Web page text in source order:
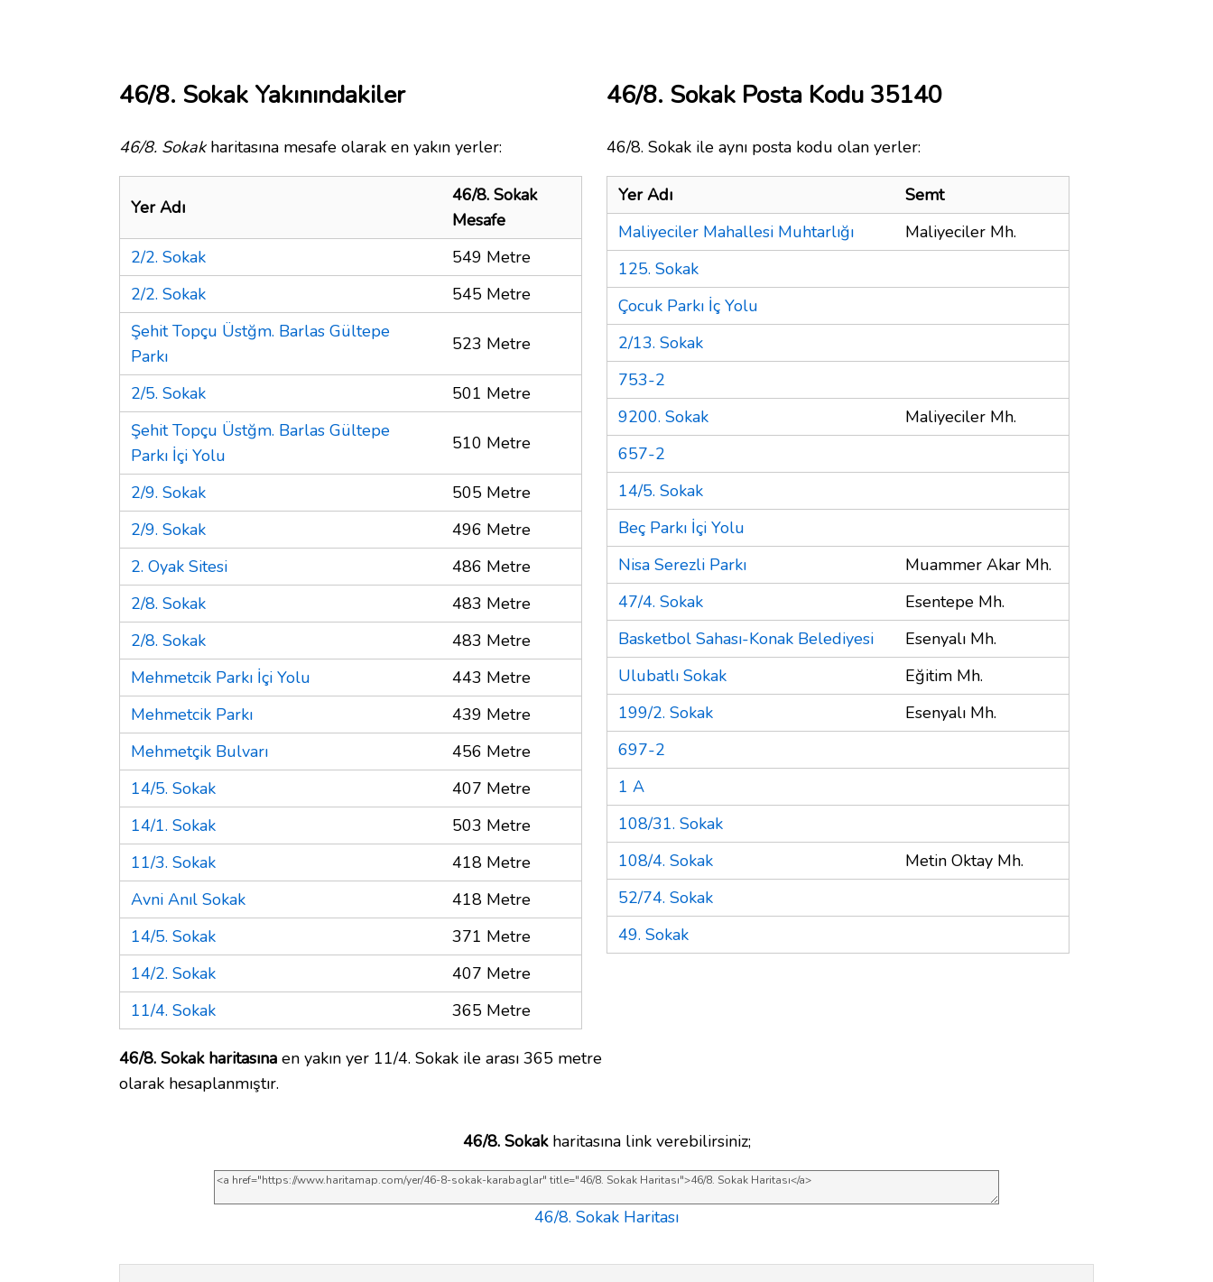
46/8. Sokak Yakınındakiler
46/8. Sokakharitasına mesafe olarak en yakın yerler:
Yer Adı
46/8. Sokak
Mesafe
2/2. Sokak
549 Metre
2/2. Sokak
545 Metre
Şehit Topçu Üstğm. Barlas Gültepe
Parkı
523 Metre
2/5. Sokak
501 Metre
Şehit Topçu Üstğm. Barlas Gültepe
Parkı İçi Yolu
510 Metre
2/9. Sokak
505 Metre
2/9. Sokak
496 Metre
2. Oyak Sitesi
486 Metre
2/8. Sokak
483 Metre
2/8. Sokak
483 Metre
Mehmetcik Parkı İçi Yolu
443 Metre
Mehmetcik Parkı
439 Metre
Mehmetçik Bulvarı
456 Metre
14/5. Sokak
407 Metre
14/1. Sokak
503 Metre
11/3. Sokak
418 Metre
Avni Anıl Sokak
418 Metre
14/5. Sokak
371 Metre
14/2. Sokak
407 Metre
11/4. Sokak
365 Metre
46/8. Sokak haritasına en yakın yer 11/4. Sokak ile arası 365 metre
olarak hesaplanmıştır.
46/8. Sokak Posta Kodu 35140
46/8. Sokak ile aynı posta kodu olan yerler:
Yer Adı
Semt
Maliyeciler Mahallesi Muhtarlığı
Maliyeciler Mh.
125. Sokak
Çocuk Parkı İç Yolu
2/13. Sokak
753-2
9200. Sokak
Maliyeciler Mh.
657-2
14/5. Sokak
Beç Parkı İçi Yolu
Nisa Serezli Parkı
Muammer Akar Mh.
47/4. Sokak
Esentepe Mh.
Basketbol Sahası-Konak Belediyesi
Esenyalı Mh.
Ulubatlı Sokak
Eğitim Mh.
199/2. Sokak
Esenyalı Mh.
697-2
1 A
108/31. Sokak
108/4. Sokak
Metin Oktay Mh.
52/74. Sokak
49. Sokak
46/8. Sokakharitasına link verebilirsiniz;
46/8. Sokak Haritası